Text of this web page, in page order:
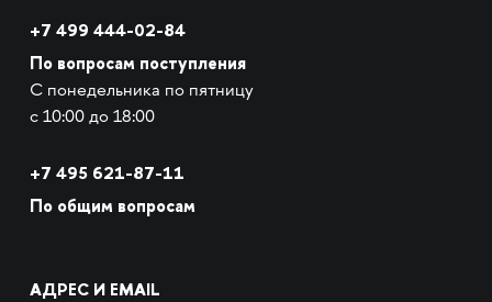
+7 499 444-02-84
По вопросам поступления
С понедельника по пятницу
с 10:00 до 18:00
+7 495 621-87-11
По общим вопросам
АДРЕС И EMAIL